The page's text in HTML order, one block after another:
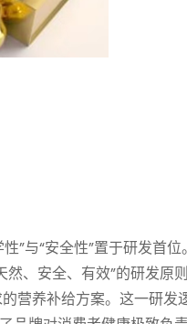
”与“安全性”置于研发首
、安全、有效”的研发原
营养补给方案。这一研发